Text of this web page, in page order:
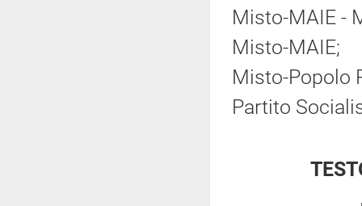
Misto-MAIE -
Misto-MAIE;
Misto-Popolo
Partito